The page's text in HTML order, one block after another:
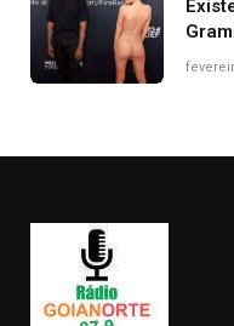
após